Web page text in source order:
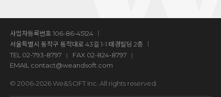
사업자등록번호 106-86-45124
서울특별시 동작구 동작대로 43길 1-1 태경빌딩 2층
TEL 02-793-8797
FAX 02-824-8797
EMAIL contact@weandsoft.com
© 2006-2026 We&SOFT Inc. All rights reserved.